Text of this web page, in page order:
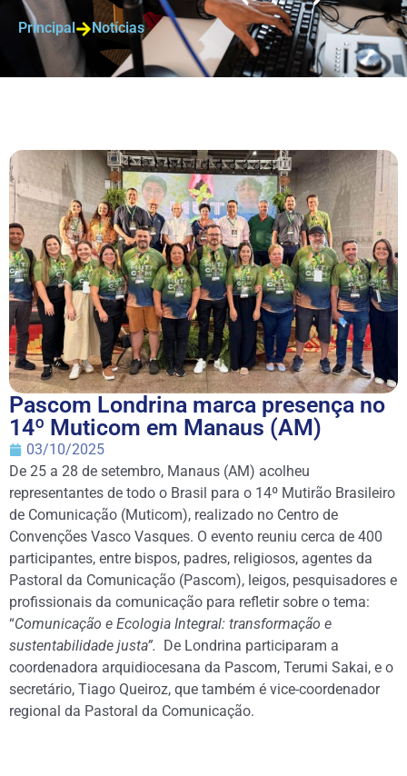
Principal Notícias
Pascom Londrina marca presença no
14º Muticom em Manaus (AM)
03/10/2025
De 25 a 28 de setembro, Manaus (AM) acolheu
representantes de todo o Brasil para o 14º Mutirão Brasileiro
de Comunicação (Muticom), realizado no Centro de
Convenções Vasco Vasques. O evento reuniu cerca de 400
participantes, entre bispos, padres, religiosos, agentes da
Pastoral da Comunicação (Pascom), leigos, pesquisadores e
profissionais da comunicação para refletir sobre o tema:
“Comunicação e Ecologia Integral: transformação e
sustentabilidade justa”. De Londrina participaram a
coordenadora arquidiocesana da Pascom, Terumi Sakai, e o
secretário, Tiago Queiroz, que também é vice-coordenador
regional da Pastoral da Comunicação.